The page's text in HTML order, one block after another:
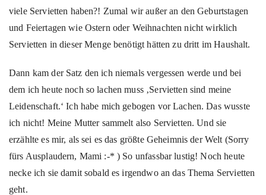
viele Servietten haben?! Zumal wir außer an den Geburtstagen
und Feiertagen wie Ostern oder Weihnachten nicht wirklich
Servietten in dieser Menge benötigt hätten zu dritt im Haushalt.
Dann kam der Satz den ich niemals vergessen werde und bei
dem ich heute noch so lachen muss ‚Servietten sind meine
Leidenschaft.‘ Ich habe mich gebogen vor Lachen. Das wusste
ich nicht! Meine Mutter sammelt also Servietten. Und sie
erzählte es mir, als sei es das größte Geheimnis der Welt (Sorry
fürs Ausplaudern, Mami :-* ) So unfassbar lustig! Noch heute
necke ich sie damit sobald es irgendwo an das Thema Servietten
geht.